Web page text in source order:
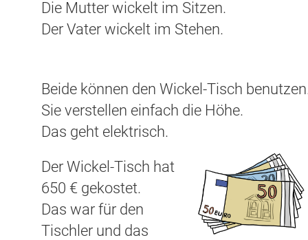
Die Mutter wickelt im Sitzen.
Der Vater wickelt im Stehen.
Beide können den Wickel-Tisch
Sie verstellen einfach die Höhe.
Das geht elektrisch.
Der Wickel-Tisch hat
650 € gekostet.
Das war für den
Tischler und das